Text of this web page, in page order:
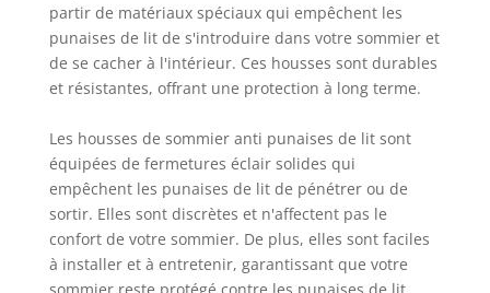
partir de matériaux spéciaux qui empêchent les
punaises de lit de s'introduire dans votre sommier et
de se cacher à l'intérieur. Ces housses sont durables
et résistantes, offrant une protection à long terme.
Les housses de sommier anti punaises de lit sont
équipées de fermetures éclair solides qui
empêchent les punaises de lit de pénétrer ou de
sortir. Elles sont discrètes et n'affectent pas le
confort de votre sommier. De plus, elles sont faciles
à installer et à entretenir, garantissant que votre